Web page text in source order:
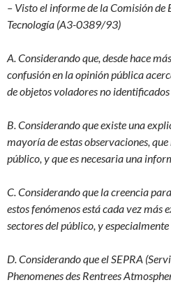
– Visto el informe de la Comisión de
Tecnología (A3-0389/93)
A. Considerando que, desde hace
confusión en la opinión pública
de objetos voladores no identificados
B. Considerando que existe una
mayoría de estas observaciones,
público, y que es necesaria una
C. Considerando que la creencia
estos fenómenos está cada vez más
sectores del público, y
D. Considerando que el SEPRA
Phenomenes des Rentrees